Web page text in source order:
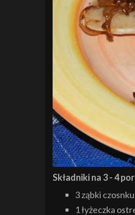
Składniki na 3 - 4
3 ząbki czosnku
1 łyżeczka